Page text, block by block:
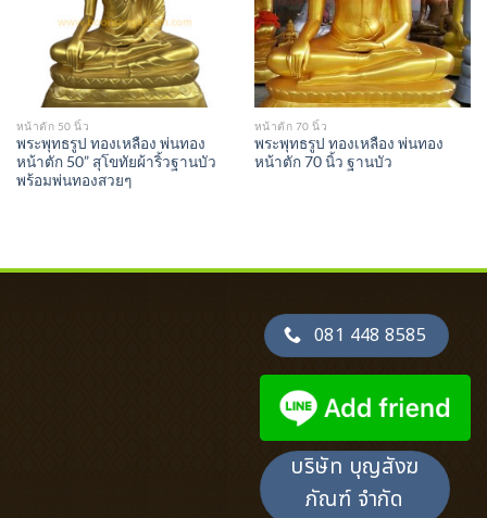
หน้าตัก 50 นิ้ว
พระพุทธรูป ทองเหลือง พ่นทอง
หน้าตัก 50” สุโขทัยผ้าริ้วฐานบัว
พร้อมพ่นทองสวยๆ
หน้าตัก 70 นิ้ว
พระพุทธรูป ทองเหลือง พ่นทอง
หน้าตัก 70 นิ้ว ฐานบัว
081 448 8585
บริษัท บุญสังฆ
ภัณฑ์ จำกัด